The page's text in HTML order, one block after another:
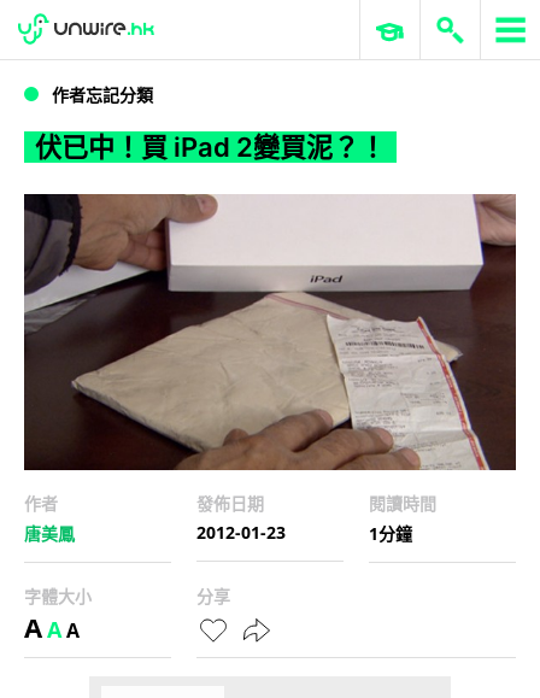
伏已中！買 iPad 2變買泥？！
WWDC 2026 ERP 與商業 AI
作者忘記分類
伏已中！買 iPad 2變買泥？！
作者
唐美鳳
發佈日期
2012-01-23
閱讀時間
1分鐘
字體大小
AAA
分享